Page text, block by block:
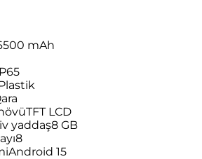
mAh
TFT LCD
yaddaş8 GB
8
Android 15